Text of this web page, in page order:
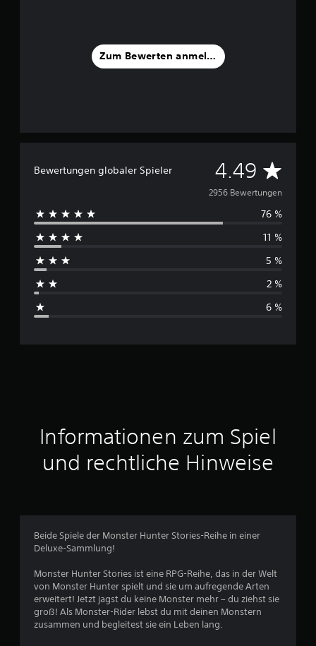
Zum Bewerten anmelden
Bewertungen globaler Spieler 4.49 D
u
r
c
h
t
t
c
e
B
2956 Bewertungen
76 %
11 %
5 %
2 %
6 %
Informationen zum Spiel
und rechtliche Hinweise
Beide Spiele der Monster Hunter Stories-Reihe in einer
Deluxe-Sammlung!
Monster Hunter Stories ist eine RPG-Reihe, das in der Welt
von Monster Hunter spielt und sie um aufregende Arten
erweitert! Jetzt jagst du keine Monster mehr – du ziehst sie
groß! Als Monster-Rider lebst du mit deinen Monstern
zusammen und begleitest sie ein Leben lang.